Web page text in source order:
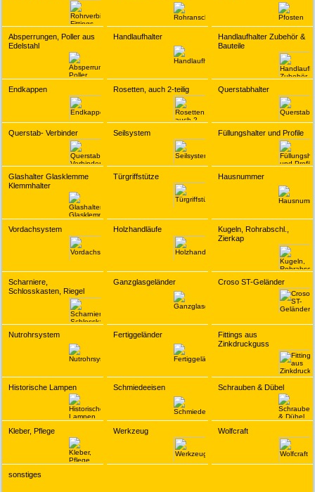
Absperrungen, Poller aus
Edelstahl
Handlaufhalter
Handlaufhalter Zubehör &
Bauteile
Endkappen Rosetten, auch 2-teilig Querstabhalter
Querstab- Verbinder Seilsystem Füllungshalter und Profile
Glashalter Glasklemme
Klemmhalter
Türgriffstütze Hausnummer
Vordachsystem Holzhandläufe
Kugeln, Rohrabschl.,
Zierkap
Scharniere,
Schlosskasten, Riegel
Ganzglasgeländer Croso ST-Geländer
Nutrohrsystem Fertiggeländer
Fittings aus
Zinkdruckguss
Historische Lampen Schmiedeeisen Schrauben & Dübel
Kleber, Pflege Werkzeug Wolfcraft
sonstiges